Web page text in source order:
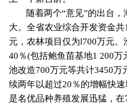
随着两个“意见”的出台
大。全省农业综合开发资金共
元，农林项目仅为l700万元。
40 ％(包括鲍鱼苗基地1 200万
池改造700万元等共计3450万
续两年以超过20 ％的增幅快
是名优品种养殖发展迅猛，在